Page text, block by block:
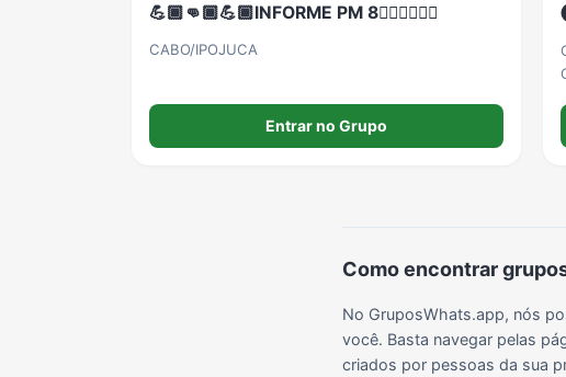
💪🏾👊🏾💪🏾INFORME PM 8👮🏾‍♂️🕵🏾‍♂️
CABO/IPOJUCA
Entrar no Grupo
Como encontrar
No GruposWhats.app, nós
você. Basta navegar pelas
criados por pessoas da sua